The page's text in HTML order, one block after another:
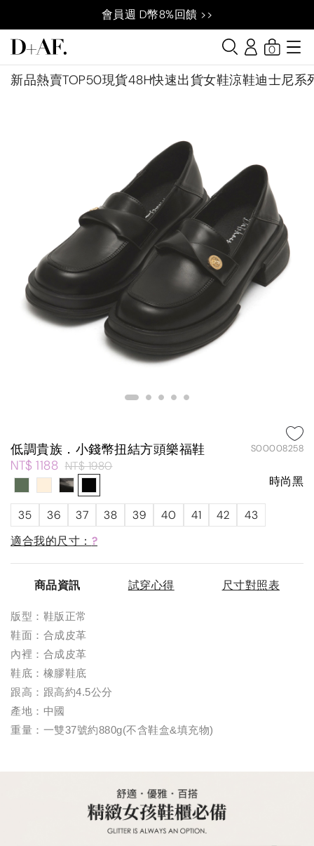
會員週 D幣8%回饋 >>
新品熱賣TOP50現貨48H快速出貨女鞋涼鞋迪士尼系
0
低調貴族．小錢幣扭結方頭樂福鞋 S00008258
NT$ 1188 NT$ 1980
時尚黑
35 36 37 38 39 40 41 42
43
適合我的尺寸： ?
商品資訊 試穿心得 尺寸對照表
版型：鞋版正常
鞋面：合成皮革
內裡：合成皮革
鞋底：橡膠鞋底
跟高：跟高約4.5公分
產地：中國
重量：一雙37號約880g(不含鞋盒&填充物)